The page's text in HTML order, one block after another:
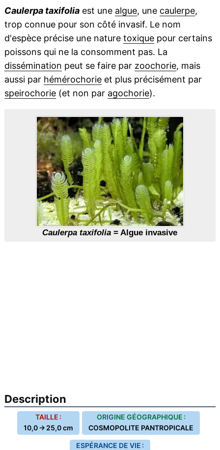
Caulerpa taxifoliaest une algue, une caulerpe,
trop connue pour son côté invasif. Le nom
d'espèce précise une nature toxiquepour certains
poissons qui ne la consomment pas. La
dissémination peut se faire par zoochorie, mais
aussi par hémérochorieet plus précisément par
speirochorie(et non par agochorie).
Caulerpa taxifolia = Algue invasive
Description
TAILLE :
10,0 → 25,0 cm
ORIGINE GÉOGRAPHIQUE :
COSMOPOLITE PANTROPICALE
ESPÉRANCE DE VIE :